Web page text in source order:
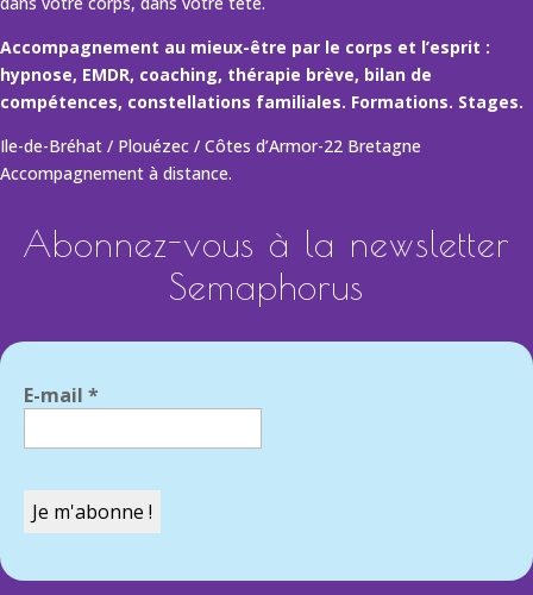
Accompagnement au mieux-être par le corps et l’esprit :
hypnose, EMDR, coaching, thérapie brève, bilan de
compétences, constellations familiales. Formations. Stages.
Ile-de-Bréhat / Plouézec / Côtes d’Armor-22 Bretagne
Accompagnement à distance.
Abonnez-vous à la newsletter
Semaphorus
E-mail *